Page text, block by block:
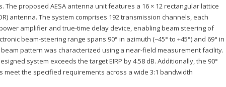
proposed AESA antenna unit features a 16 × 12 rectangular lattice
antenna. The system comprises 192 transmission channels, each
amplifier and true-time delay device, enabling beam steering of
beam-steering range spans 90° in azimuth (−45° to +45°) and 69° in
pattern was characterized using a near-field measurement facility.
system exceeds the target EIRP by 4.58 dB. Additionally, the 90°
the specified requirements across a wide 3:1 bandwidth